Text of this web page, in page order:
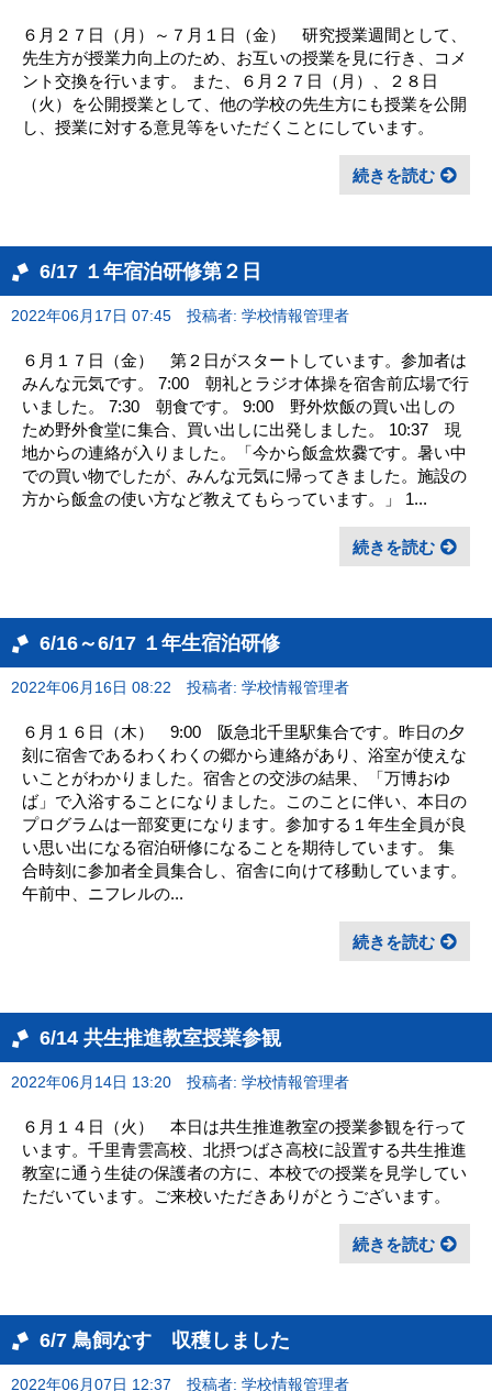
６月２７日（月）～７月１日（金） 研究授業週間として、
先生方が授業力向上のため、お互いの授業を見に行き、コメ
ント交換を行います。 また、６月２７日（月）、２８日
（火）を公開授業として、他の学校の先生方にも授業を公開
し、授業に対する意見等をいただくことにしています。
続きを読む
6/17 １年宿泊研修第２日
2022年06月17日 07:45 投稿者: 学校情報管理者
６月１７日（金） 第２日がスタートしています。参加者は
みんな元気です。 7:00 朝礼とラジオ体操を宿舎前広場で行
いました。 7:30 朝食です。 9:00 野外炊飯の買い出しの
ため野外食堂に集合、買い出しに出発しました。 10:37 現
地からの連絡が入りました。「今から飯盒炊爨です。暑い中
での買い物でしたが、みんな元気に帰ってきました。施設の
方から飯盒の使い方など教えてもらっています。」 1...
続きを読む
6/16～6/17 １年生宿泊研修
2022年06月16日 08:22 投稿者: 学校情報管理者
６月１６日（木） 9:00 阪急北千里駅集合です。昨日の夕
刻に宿舎であるわくわくの郷から連絡があり、浴室が使えな
いことがわかりました。宿舎との交渉の結果、「万博おゆ
ば」で入浴することになりました。このことに伴い、本日の
プログラムは一部変更になります。参加する１年生全員が良
い思い出になる宿泊研修になることを期待しています。 集
合時刻に参加者全員集合し、宿舎に向けて移動しています。
午前中、ニフレルの...
続きを読む
6/14 共生推進教室授業参観
2022年06月14日 13:20 投稿者: 学校情報管理者
６月１４日（火） 本日は共生推進教室の授業参観を行って
います。千里青雲高校、北摂つばさ高校に設置する共生推進
教室に通う生徒の保護者の方に、本校での授業を見学してい
ただいています。ご来校いただきありがとうございます。
続きを読む
6/7 鳥飼なす 収穫しました
2022年06月07日 12:37 投稿者: 学校情報管理者